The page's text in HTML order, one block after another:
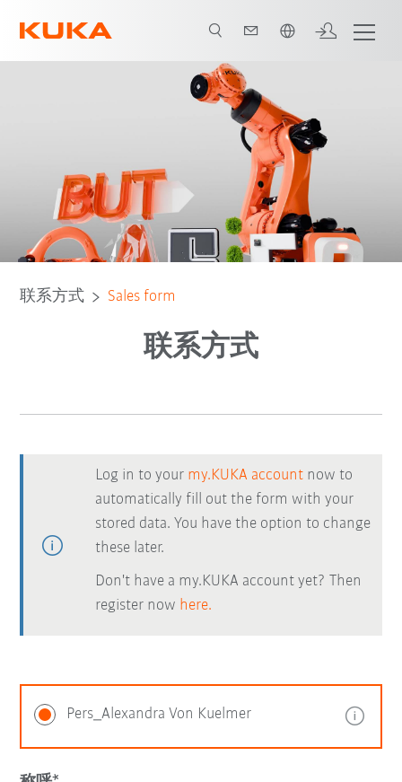
联系方式 Sales form
联系方式
Log in to your my.KUKA account now to
automatically fill out the form with your
stored data. You have the option to change
these later.
Don't have a my.KUKA account yet? Then
register now here.
Pers_Alexandra Von Kuelmer